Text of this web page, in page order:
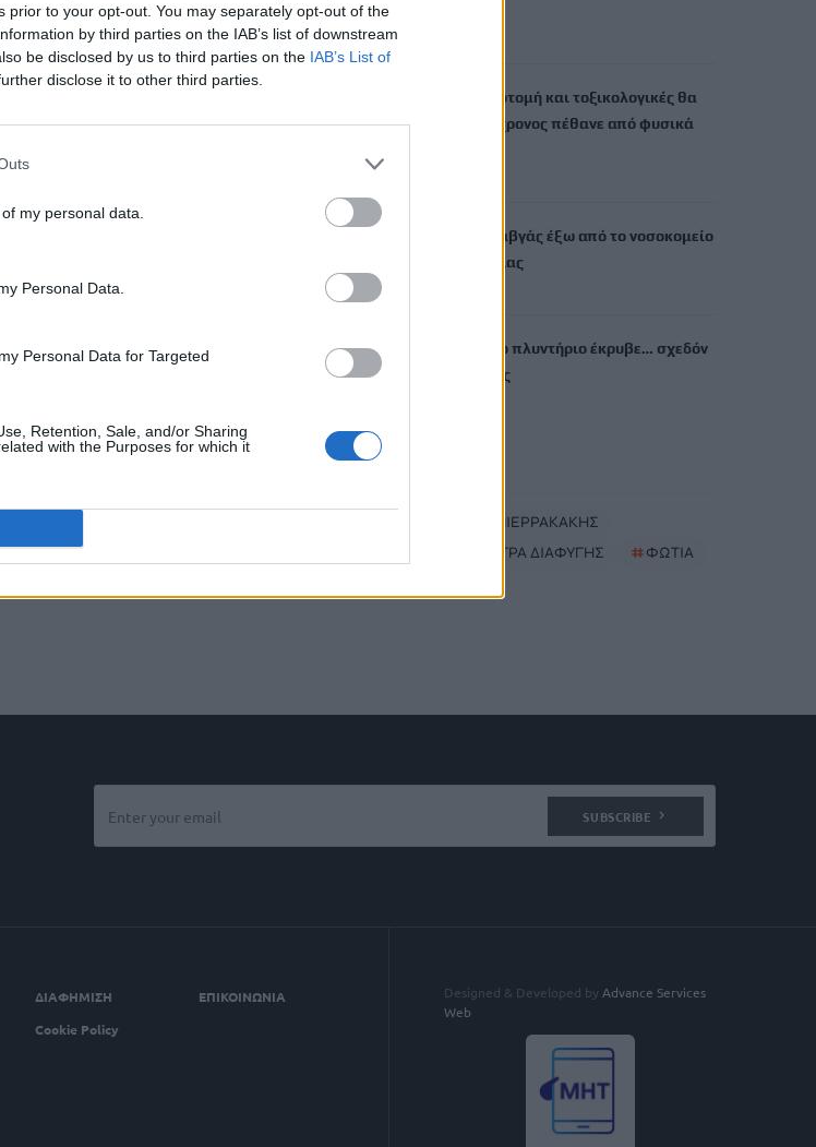
prior to your opt-out. You may separately opt-out of the
by third parties on the IAB’s list of downstream
be disclosed by us to third parties on the IAB’s List of
disclose it to other third parties.
my personal data.
Personal Data.
Personal Data for Targeted
Retention, Sale, and/or Sharing
with the Purposes for which it
ρουσφετιού»
6 Αυγούστου, 2026
Μυστράς: Νεκροτομή και τοξικολογικές θα
δείξουν αν ο 90χρονος πέθανε από φυσικά
Χανιά: Άγριος καβγάς έξω από το νοσοκομείο
– Ένας τραυματίας
Θεσσαλονίκη: Το πλυντήριο έκρυβε… σχεδόν
ένα κιλό ηρωίνης
ΚΥΡΙΑΚΟΣ ΠΙΕΡΡΑΚΑΚΗΣ
ΕΘΝΙΚΗ ΡΗΤΡΑ ΔΙΑΦΥΓΗΣ #ΦΩΤΙΑ
SUBSCRIBE
ΔΙΑΦΗΜΙΣΗ
ΕΠΙΚΟΙΝΩΝΙΑ
Cookie Policy
Designed & Developed by Advance Services
Web